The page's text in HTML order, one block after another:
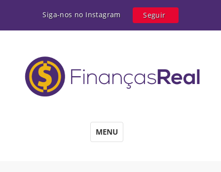
Siga-nos no Instagram Seguir
MENU